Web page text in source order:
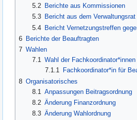
5.2
Berichte aus Kommissionen
5.3
Bericht aus dem Verwaltungsrat
5.4 Bericht Vernetzungstreffen
6 Berichte der Beauftragten
7 Wahlen
7.1 Wahl der Fachkoordinator*innen
7.1.1 Fachkoordinator*in für
8 Organisatorisches
8.1 Anpassungen Beitragsordnung
8.2 Änderung Finanzordnung
8.3 Änderung Wahlordnung